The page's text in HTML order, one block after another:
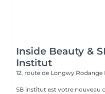
Inside Beauty &
Institut
12, route de Longwy Rodange
SB institut est votre nouveau